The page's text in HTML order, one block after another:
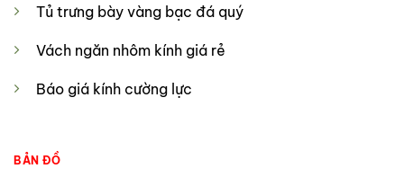
Tủ trưng bày vàng bạc đá quý
Vách ngăn nhôm kính giá rẻ
Báo giá kính cường lực
BẢN ĐỒ